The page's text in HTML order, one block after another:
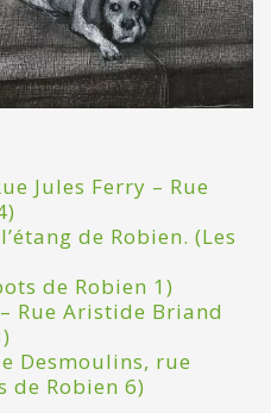
Jules Ferry – Rue
de Robien. (Les
de Robien 1)
Rue Aristide Briand
Desmoulins, rue
de Robien 6)